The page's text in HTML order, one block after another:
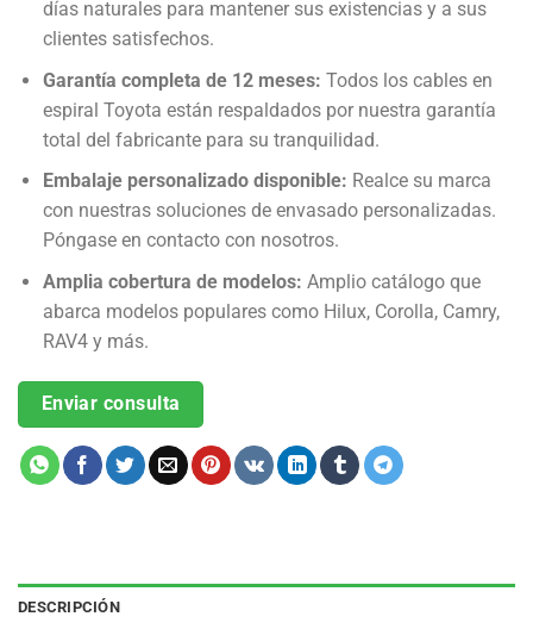
días naturales para mantener sus existencias y a sus
clientes satisfechos.
Garantía completa de 12 meses: Todos los cables en
espiral Toyota están respaldados por nuestra garantía
total del fabricante para su tranquilidad.
Embalaje personalizado disponible: Realce su marca
con nuestras soluciones de envasado personalizadas.
Póngase en contacto con nosotros.
Amplia cobertura de modelos: Amplio catálogo que
abarca modelos populares como Hilux, Corolla, Camry,
RAV4 y más.
Enviar consulta
DESCRIPCIÓN